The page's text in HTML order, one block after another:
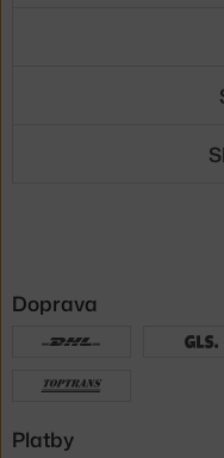
Doprava
Platby